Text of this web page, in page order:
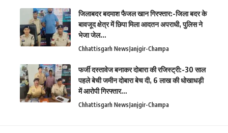
जिलाबदर बदमाश फैजल खान गिरफ्तार:-जिला बदर के
बावजूद क्षेत्र में छिपा मिला आदतन अपराधी, पुलिस ने
भेजा जेल…
Chhattisgarh NewsJanjgir-Champa
फर्जी दस्तावेज बनाकर दोबारा की रजिस्ट्री:-30 साल
पहले बेची जमीन दोबारा बेच दी, 6 लाख की धोखाधड़ी
में आरोपी गिरफ्तार…
Chhattisgarh NewsJanjgir-Champa